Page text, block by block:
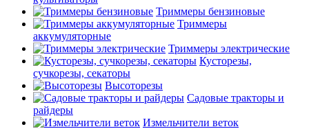
Триммеры бензиновые
Триммеры
аккумуляторные
Триммеры электрические
Кусторезы,
сучкорезы, секаторы
Высоторезы
Садовые тракторы и
райдеры
Измельчители веток